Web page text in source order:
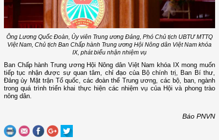
Ông Lương Quốc Đoàn, Ủy viên Trung ương Đảng, Phó Chủ tịch UBTƯ MTTQ
Việt Nam, Chủ tịch Ban Chấp hành Trung ương Hội Nông dân Việt Nam khóa
IX, phát biểu nhận nhiệm vụ
Ban Chấp hành Trung ương Hội Nông dân Việt Nam khóa IX mong muốn
tiếp tục nhận được sự quan tâm, chỉ đạo của Bộ chính trị, Ban Bí thư,
Đảng ủy Mặt trận Tổ quốc, các đoàn thể Trung ương, các bộ, ban, ngành
trong quá trình triển khai thực hiện các nhiệm vụ của Hội và phong trào
nông dân.
Báo PNVN